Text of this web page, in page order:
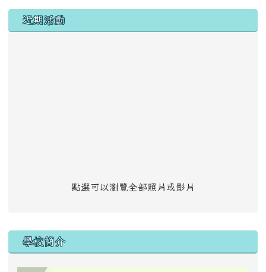
左邊區域內容
近期活動
點選可以瀏覽全部照片或影片
學校簡介